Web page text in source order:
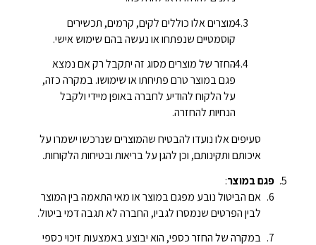
מוצרים אלו כוללים לקים, קרמים, תכשירים
קוסמטיים שנפתחו או נעשה בהם שימוש אישי.
החזר של מוצרים מסוג זה יתקבל רק אם נמצא
פגם במוצר טרם פתיחתו או שימושו. במקרה כזה,
על הלקוח להודיע לחברה באופן מיידי ולקבל
הנחיות להחזרה.
סעיפים אלו נועדו להבטיח שהמוצרים שנרכשו ישמרו על
איכותם ותקינותם, וכן להגן על בריאות ובטיחות הלקוחות.
פגם במוצר:
אם הביטול נובע מפגם במוצר או מאי התאמה בין המוצר
לבין הפרטים שנמסרו לגביו, החברה לא תגבה דמי ביטול.
במקרה של החזר כספי, הוא יבוצע באמצעות זיכוי כספי